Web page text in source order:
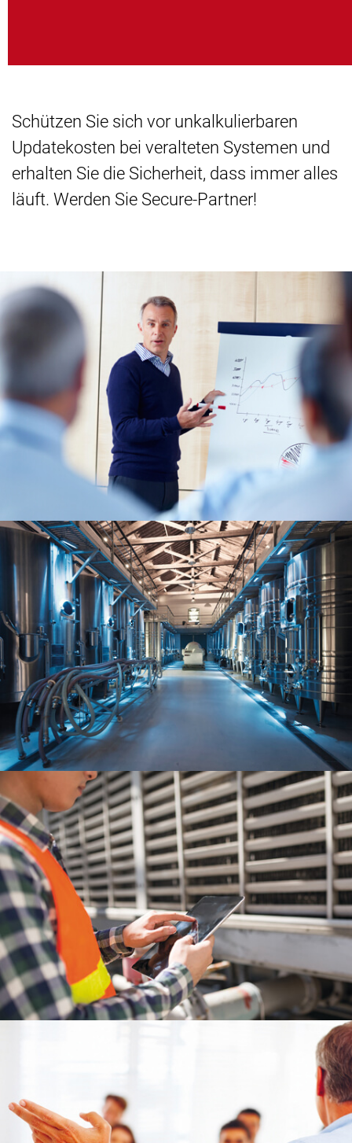
Schützen Sie sich vor unkalkulierbaren
Updatekosten bei veralteten Systemen und
erhalten Sie die Sicherheit, dass immer alles
läuft. Werden Sie Secure-Partner!